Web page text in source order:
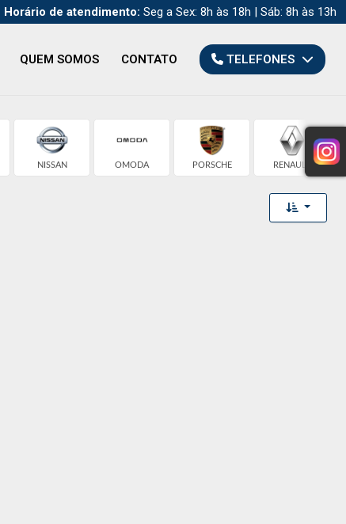
Horário de atendimento: Seg a Sex: 8h às 18h | Sáb: 8h às 13h
QUEM SOMOS CONTATO TELEFONES
NISSAN OMODA PORSCHE RENAULT
Toggle